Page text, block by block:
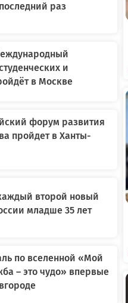
раз
и
в Москве
форум развития
пройдет в Ханты-
второй новый
младше 35 лет
по вселенной «Мой
– это чудо» впервые